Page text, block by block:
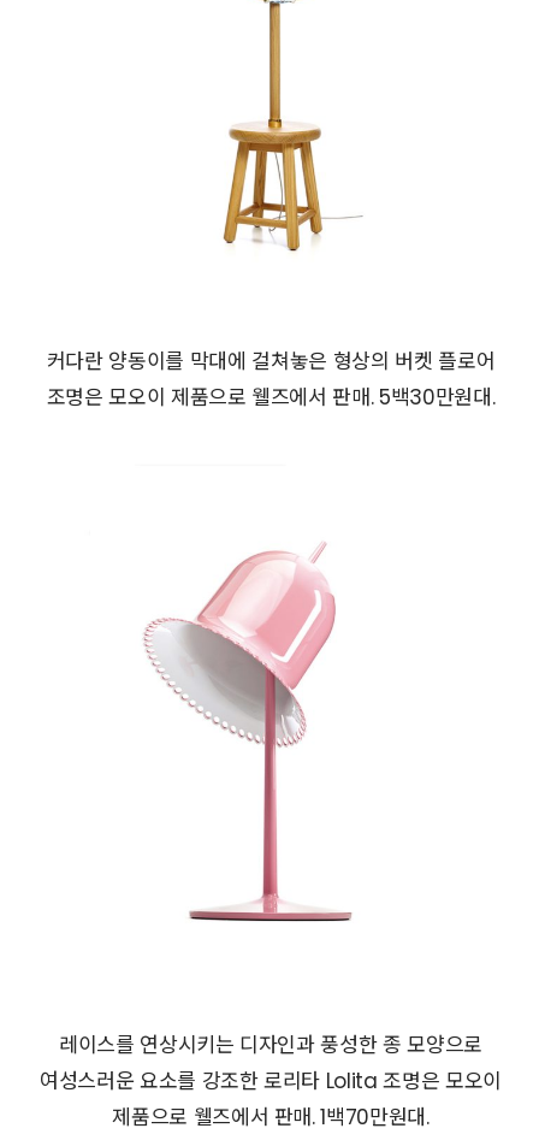
커다란 양동이를 막대에 걸쳐놓은 형상의 버켓 플로어
조명은 모오이 제품으로 웰즈에서 판매. 5백30만원대.
레이스를 연상시키는 디자인과 풍성한 종 모양으로
여성스러운 요소를 강조한 로리타 Lolita 조명은 모오이
제품으로 웰즈에서 판매. 1백70만원대.